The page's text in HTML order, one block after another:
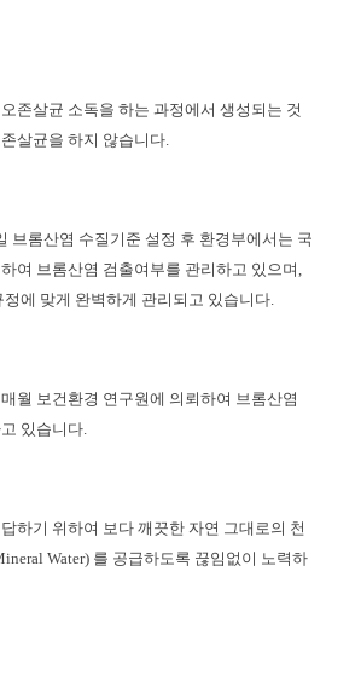
존살균 소독을 하는 과정에서 생성되는 것
살균을 하지 않습니다.
브롬산염 수질기준 설정 후 환경부에서는 국
여 브롬산염 검출여부를 관리하고 있으며,
정에 맞게 완벽하게 관리되고 있습니다.
월 보건환경 연구원에 의뢰하여 브롬산염
있습니다.
하기 위하여 보다 깨끗한 자연 그대로의 천
Water) 를 공급하도록 끊임없이 노력하